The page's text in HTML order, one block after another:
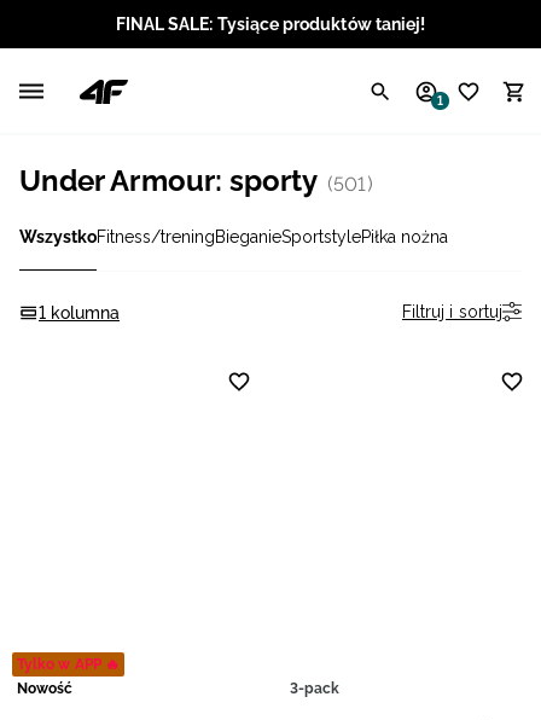
FINAL SALE: Tysiące produktów taniej!
1
Under Armour: sporty (501)
WszystkoFitness/treningBieganieSportstylePiłka nożna
1 kolumna Filtruj i sortuj
Tylko w APP 🔥
Nowość
3-pack
Angielski / USD
Angielski / GBP
Chorwacki / EUR
Słowacki / EUR